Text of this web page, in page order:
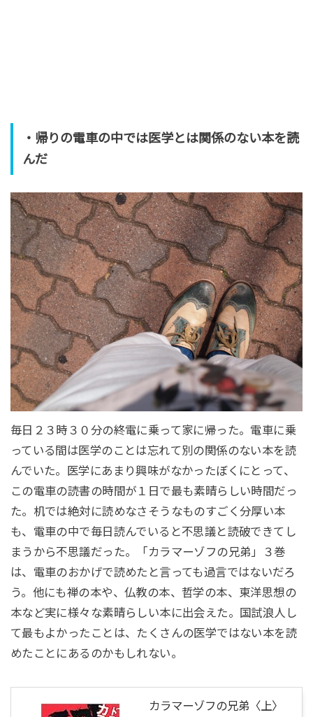
・帰りの電車の中では医学とは関係のない本を読
んだ
毎日２３時３０分の終電に乗って家に帰った。電車に乗
っている間は医学のことは忘れて別の関係のない本を読
んでいた。医学にあまり興味がなかったぼくにとって、
この電車の読書の時間が１日で最も素晴らしい時間だっ
た。机では絶対に読めなさそうなものすごく分厚い本
も、電車の中で毎日読んでいると不思議と読破できてし
まうから不思議だった。「カラマーゾフの兄弟」３巻
は、電車のおかげで読めたと言っても過言ではないだろ
う。他にも禅の本や、仏教の本、哲学の本、東洋思想の
本など実に様々な素晴らしい本に出会えた。国試浪人し
て最もよかったことは、たくさんの医学ではない本を読
めたことにあるのかもしれない。
カラマーゾフの兄弟〈上〉